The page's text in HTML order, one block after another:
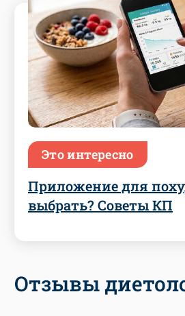
Это интересно
Приложение для
выбрать? Советы КП
Отзывы